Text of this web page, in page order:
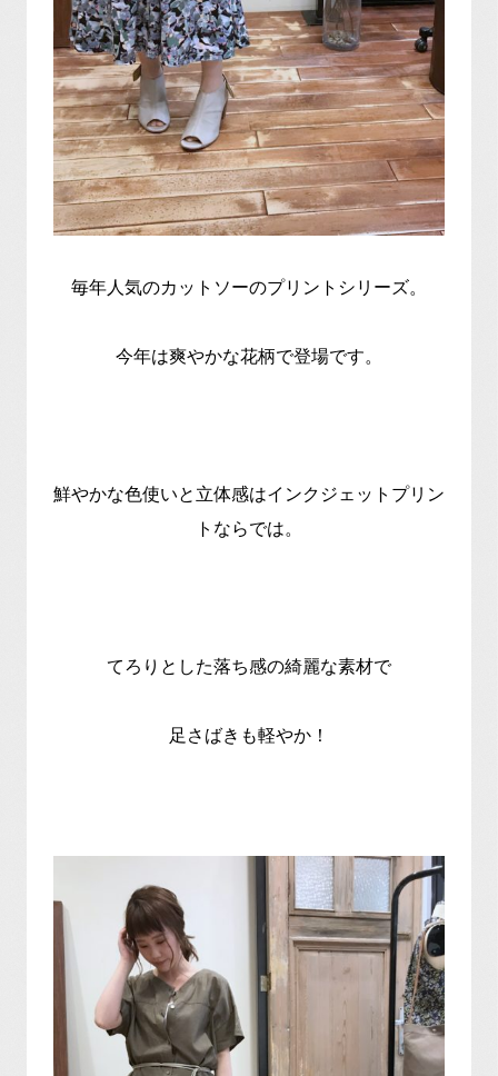
毎年人気のカットソーのプリントシリーズ。
今年は爽やかな花柄で登場です。
鮮やかな色使いと立体感はインクジェットプリン
トならでは。
てろりとした落ち感の綺麗な素材で
足さばきも軽やか！